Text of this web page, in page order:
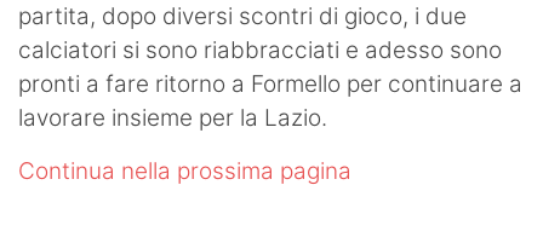
partita, dopo diversi scontri di gioco, i due
calciatori si sono riabbracciati e adesso sono
pronti a fare ritorno a Formello per continuare a
lavorare insieme per la Lazio.
Continua nella prossima pagina